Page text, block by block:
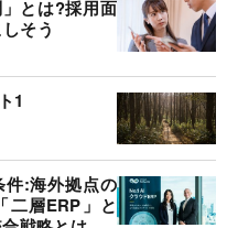
とは?採用面
そう
1
件:海外拠点の
二層ERP」と